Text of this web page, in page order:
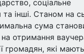
соціальне
інші. Станом на
сума
отримання
громадян, які мають